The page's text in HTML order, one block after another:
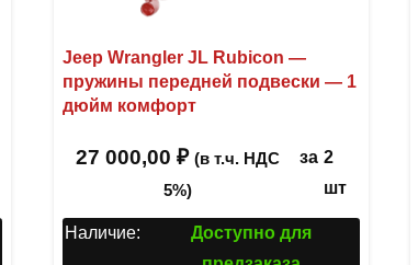
Jeep Wrangler JL Rubicon —
пружины передней подвески — 1
дюйм комфорт
27 000,00₽ (в т.ч. НДС
5%)
за 2
шт
Наличие:
Доступно для